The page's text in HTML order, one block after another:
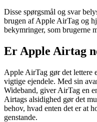
Disse spørgsmål og svar
brugen af Apple AirTag og
bekymringer, som brugerne
Er Apple Airtag
Apple AirTag gør det lettere
vigtige ejendele. Med sin
Wideband, giver AirTag en
Airtags alsidighed gør det
behov, hvad enten det er at
genstande.